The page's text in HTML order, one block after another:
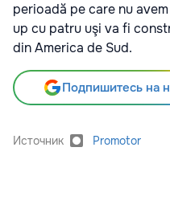
perioadă pe care nu
up cu patru uşi va fi
din America de Sud.
Подпишитесь на
Источник Promotor